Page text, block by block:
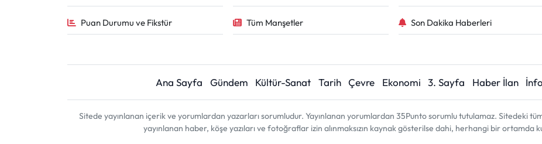
Puan Durumu ve Fikstür Tüm Manşetler Son Dakika Haberleri
Ana Sayfa Gündem Kültür-Sanat Tarih Çevre Ekonomi 3. Sayfa Haber İlan
Sitede yayınlanan içerik ve yorumlardan yazarları sorumludur. Yayınlanan yorumlardan 35Punto sorumlu tutulamaz. Sitedeki
yayınlanan haber, köşe yazıları ve fotoğraflar izin alınmaksızın kaynak gösterilse dahi, herhangi bir ortamda